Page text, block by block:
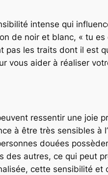
intense qui
de noir et blanc, « tu es
pas les traits dont il est
vous aider à réaliser
ressentir une joie
à être très sensibles à
douées
autres, ce qui peut
cette sensibilité et